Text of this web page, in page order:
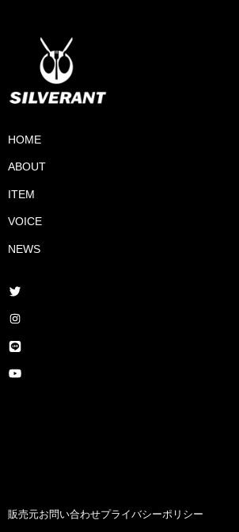
HOME
ABOUT
ITEM
VOICE
NEWS
販売元お問い合わせプライバシーポリシー